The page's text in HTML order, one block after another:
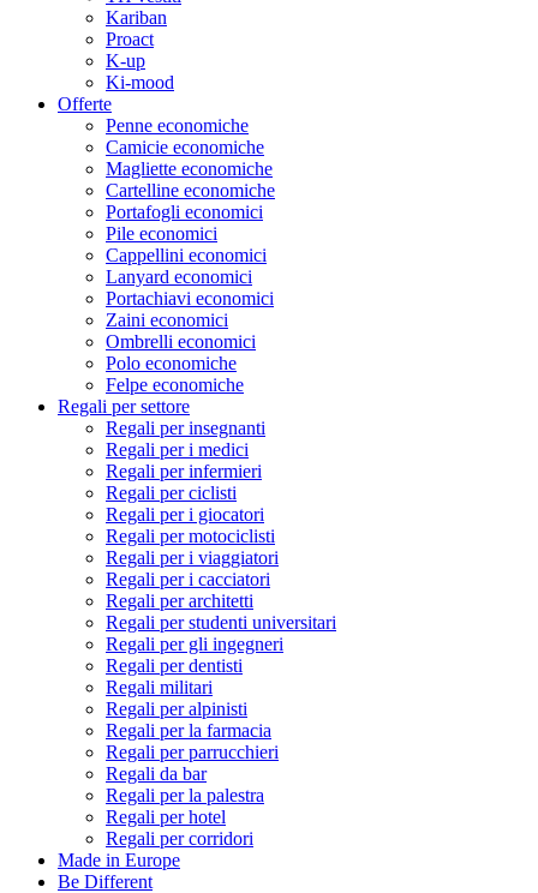
Kariban
Proact
K-up
Ki-mood
Offerte
Penne economiche
Camicie economiche
Magliette economiche
Cartelline economiche
Portafogli economici
Pile economici
Cappellini economici
Lanyard economici
Portachiavi economici
Zaini economici
Ombrelli economici
Polo economiche
Felpe economiche
Regali per settore
Regali per insegnanti
Regali per i medici
Regali per infermieri
Regali per ciclisti
Regali per i giocatori
Regali per motociclisti
Regali per i viaggiatori
Regali per i cacciatori
Regali per architetti
Regali per studenti universitari
Regali per gli ingegneri
Regali per dentisti
Regali militari
Regali per alpinisti
Regali per la farmacia
Regali per parrucchieri
Regali da bar
Regali per la palestra
Regali per hotel
Regali per corridori
Made in Europe
Be Different